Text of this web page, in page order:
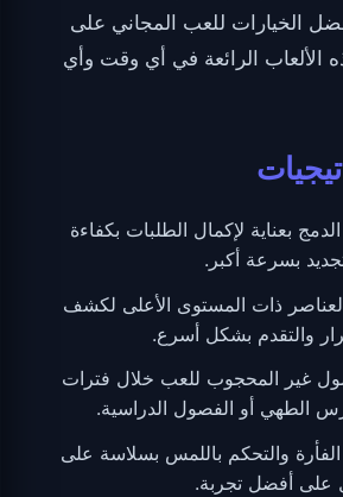
الخيارات للعب المجاني على
الألعاب الرائعة في أي وقت وأي
بعناية لإكمال الطلبات بكفاءة
بسرعة أكبر.
ذات المستوى الأعلى لكشف
والتقدم بشكل أسرع.
غير المحجوب للعب خلال فترات
الطهي أو الفصول الدراسية.
والتحكم باللمس بسلاسة على
على أفضل تجربة.